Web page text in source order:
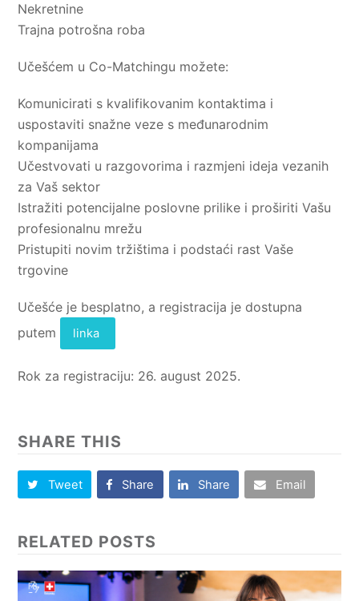
Nekretnine
Trajna potrošna roba
Učešćem u Co-Matchingu možete:
Komunicirati s kvalifikovanim kontaktima i
uspostaviti snažne veze s međunarodnim
kompanijama
Učestvovati u razgovorima i razmjeni ideja vezanih
za Vaš sektor
Istražiti potencijalne poslovne prilike i proširiti Vašu
profesionalnu mrežu
Pristupiti novim tržištima i podstaći rast Vaše
trgovine
Učešće je besplatno, a registracija je dostupna
putem
linka
Rok za registraciju: 26. august 2025.
SHARE THIS
Tweet Share Share Email
RELATED POSTS